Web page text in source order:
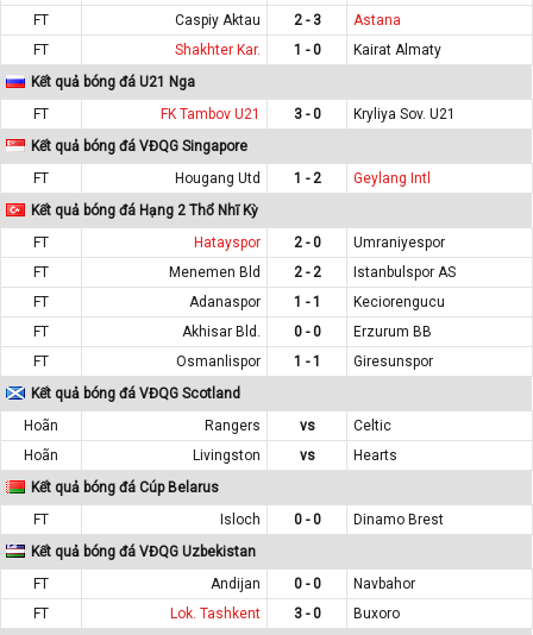
FT
Caspiy Aktau 2 - 3
Astana
FT
Shakhter Kar. 1 - 0
Kairat Almaty
Kết quả bóng đá U21 Nga
FT
FK Tambov U21 3 - 0
Kryliya Sov. U21
Kết quả bóng đá VĐQG Singapore
FT
Hougang Utd 1 - 2
Geylang Intl
Kết quả bóng đá Hạng 2 Thổ Nhĩ Kỳ
FT
Hatayspor 2 - 0
Umraniyespor
FT
Menemen Bld 2 - 2
Istanbulspor AS
FT
Adanaspor 1 - 1
Keciorengucu
FT
Akhisar Bld. 0 - 0
Erzurum BB
FT
Osmanlispor 1 - 1
Giresunspor
Kết quả bóng đá VĐQG Scotland
Hoãn
Rangers vs
Celtic
Hoãn
Livingston vs
Hearts
Kết quả bóng đá Cúp Belarus
FT
Isloch 0 - 0
Dinamo Brest
Kết quả bóng đá VĐQG Uzbekistan
FT
Andijan 0 - 0
Navbahor
FT
Lok. Tashkent 3 - 0
Buxoro